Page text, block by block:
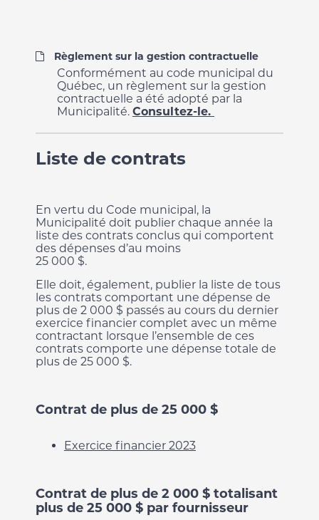
Règlement sur la gestion contractuelle
Conformément au code municipal du
Québec, un règlement sur la gestion
contractuelle a été adopté par la
Municipalité. Consultez-le.
Liste de contrats
En vertu du Code municipal, la
Municipalité doit publier chaque année la
liste des contrats conclus qui comportent
des dépenses d’au moins
25 000 $.
Elle doit, également, publier la liste de tous
les contrats comportant une dépense de
plus de 2 000 $ passés au cours du dernier
exercice financier complet avec un même
contractant lorsque l’ensemble de ces
contrats comporte une dépense totale de
plus de 25 000 $.
Contrat de plus de 25 000 $
Exercice financier 2023
Contrat de plus de 2 000 $ totalisant
plus de 25 000 $ par fournisseur